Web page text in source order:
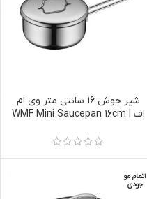
شیر جوش 16 سانتی متر وی ام
اف | WMF Mini Saucepan 16cm
اتمام مو
جودی